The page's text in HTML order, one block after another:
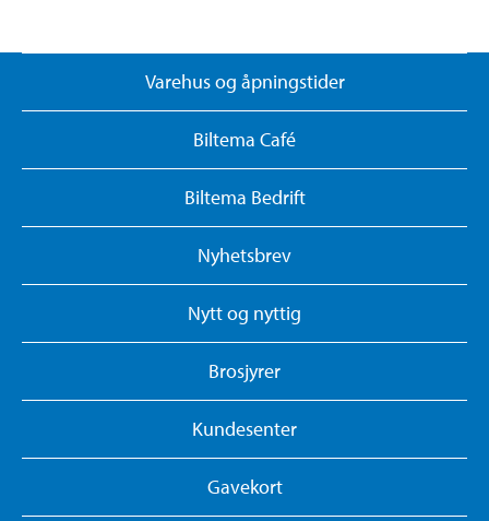
Varehus og åpningstider
Biltema Café
Biltema Bedrift
Nyhetsbrev
Nytt og nyttig
Brosjyrer
Kundesenter
Gavekort